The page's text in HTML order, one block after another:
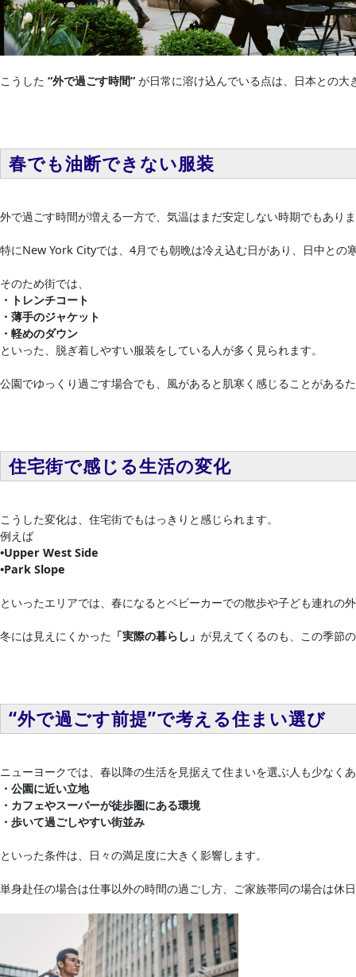
こうした “外で過ごす時間” が日常に溶け込んでいる点は、日本との
春でも油断できない服装
外で過ごす時間が増える一方で、気温はまだ安定しない時期でもあり
特にNew York Cityでは、4月でも朝晩は冷え込む日があり、日中との
そのため街では、
・トレンチコート
・薄手のジャケット
・軽めのダウン
といった、脱ぎ着しやすい服装をしている人が多く見られます。
公園でゆっくり過ごす場合でも、風があると肌寒く感じることがある
住宅街で感じる生活の変化
こうした変化は、住宅街でもはっきりと感じられます。
例えば
•Upper West Side
•Park Slope
といったエリアでは、春になるとベビーカーでの散歩や子ども連れの
冬には見えにくかった 「実際の暮らし」 が見えてくるのも、この季節
“外で過ごす前提”で考える住まい選び
ニューヨークでは、春以降の生活を見据えて住まいを選ぶ人も少なく
・公園に近い立地
・カフェやスーパーが徒歩圏にある環境
・歩いて過ごしやすい街並み
といった条件は、日々の満足度に大きく影響します。
単身赴任の場合は仕事以外の時間の過ごし方、ご家族帯同の場合は休